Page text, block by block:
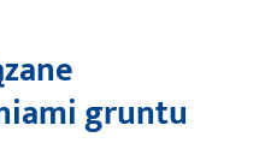
gruntu